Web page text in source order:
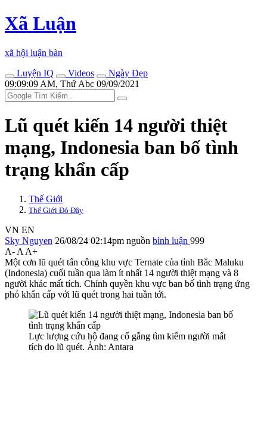
Xã Luận
xã hội luận bàn
Luyện IQ
Videos
Ngày Đẹp
09:09:09 AM, Thứ Abc 09/09/2021
Lũ quét kiến 14 người thiệt
mạng, Indonesia ban bố tình
trạng khẩn cấp
Thế Giới
Thế Giới Đó Đây
VN EN
Sky Nguyen 26/08/24 02:14pm nguồn bình luận 999
A- A A+
Một cơn lũ quét tấn công khu vực Ternate của tỉnh Bắc Maluku
(Indonesia) cuối tuần qua làm ít nhất 14 người thiệt mạng và 8
người khác mất tích. Chính quyền khu vực ban bố tình trạng ứng
phó khẩn cấp với lũ quét trong hai tuần tới.
Lực lượng cứu hộ đang cố gắng tìm kiếm người mất
tích do lũ quét. Ảnh: Antara